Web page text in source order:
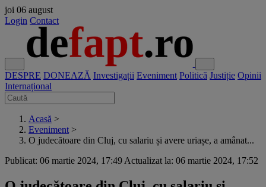
joi 06 august
Login Contact
DESPRE DONEAZĂ Investigații Eveniment Politică Justiție Opinii
Internațional
Acasă >
Eveniment >
O judecătoare din Cluj, cu salariu și avere uriașe, a amânat...
Publicat: 06 martie 2024, 17:49 Actualizat la: 06 martie 2024, 17:52